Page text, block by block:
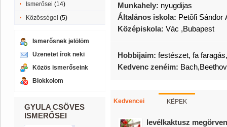
Ismerősei (14)
Közösségei (5)
Ismerősnek jelölöm
Üzenetet írok neki
Közös ismerőseink
Blokkolom
GYULA CSÖVES
ISMERŐSEI
Munkahely: nyugdijas
Általános iskola: Petõfi Sándor
Középiskola: Vác ,Bubapest
Hobbijaim: festészet, fa
Kedvenc zenéim:
Kedvencei KÉPEK
levélkaktusz